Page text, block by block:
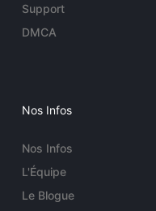
Support
DMCA
Nos Infos
Nos Infos
L'Équipe
Le Blogue